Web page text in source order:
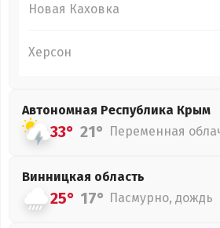
Новая Каховка
Херсон
Автономная Республика Крым
33° 21° Переменная
Винницкая область
25° 17° Пасмурно, дождь